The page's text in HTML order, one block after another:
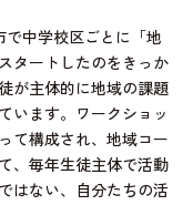
中学校区ごとに「地
タートしたのをきっか
が主体的に地域の課題
います。ワークショッ
て構成され、地域コー
、毎年生徒主体で活動
はない、自分たちの活